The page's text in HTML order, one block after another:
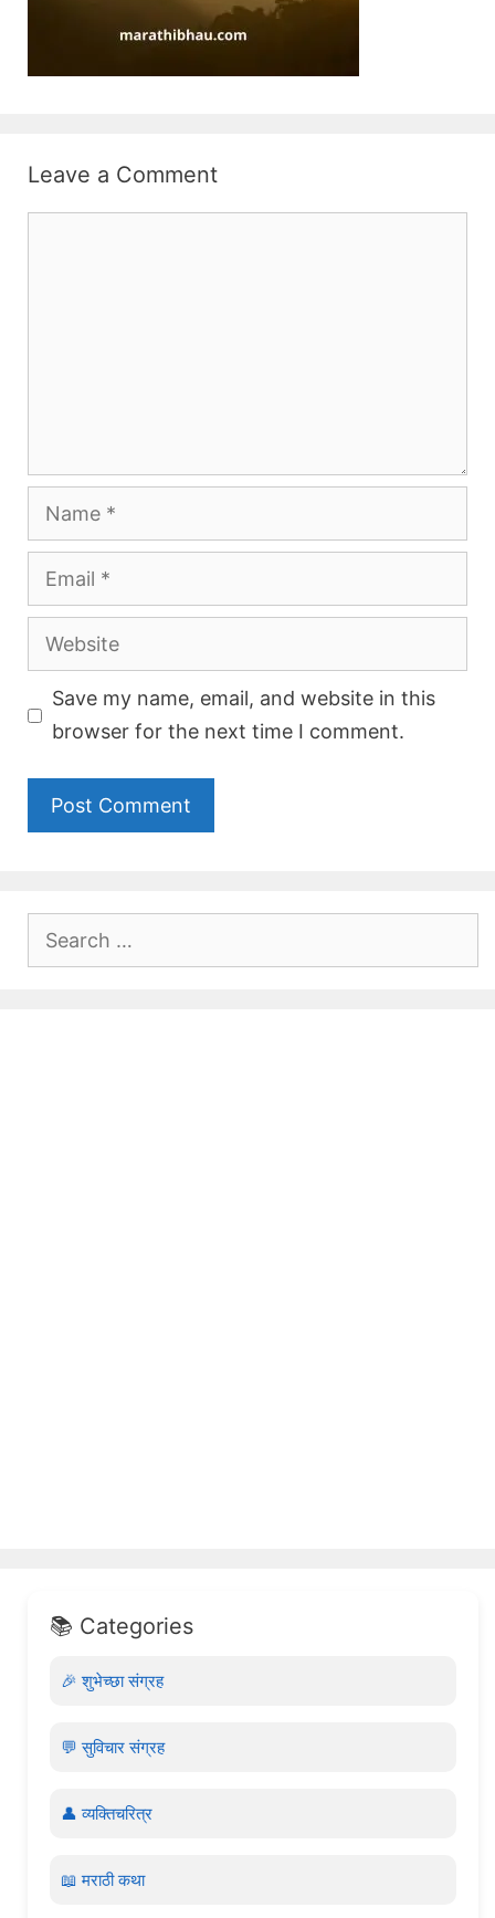
Leave a Comment
Name
Email
Website
Save my name, email, and website in this
browser for the next time I comment.
Search
for:
📚 Categories
🎉 शुभेच्छा संग्रह
💬 सुविचार संग्रह
👤 व्यक्तिचरित्र
📖 मराठी कथा